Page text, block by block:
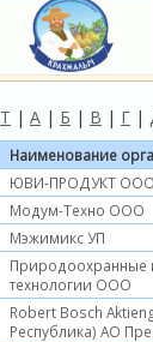
T | А | Б | В | Г |
Наименование
ЮВИ-ПРОДУКТ ООО
Модум-Техно ООО
Мэжимикс УП
Природоохранные
технологии ООО
Robert Bosch
Республика) АО